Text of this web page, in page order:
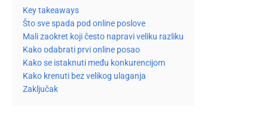
Key takeaways
Što sve spada pod online poslove
Mali zaokret koji često napravi veliku razliku
Kako odabrati prvi online posao
Kako se istaknuti među konkurencijom
Kako krenuti bez velikog ulaganja
Zaključak